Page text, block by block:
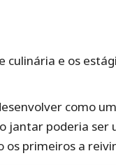
e os
como
jantar poderia
primeiros a